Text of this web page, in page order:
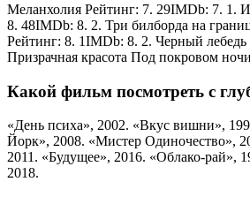
Меланхолия Рейтинг: 7. 29IMDb: 7. 1.
8. 48IMDb: 8. 2. Три билборда на
Рейтинг: 8. 1IMDb: 8. 2. Черный
Призрачная красота Под покровом
Какой фильм посмотреть с
«День психа», 2002. «Вкус вишни»,
Йорк», 2008. «Мистер Одиночество»,
2011. «Будущее», 2016. «Облако-рай»,
2018.